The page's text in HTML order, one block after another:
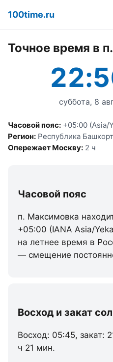
100time.ru
Точное время в
суббота, 8
Часовой пояс: +05:00 (Asia/
Регион: Республика
Опережает Москву: 2 ч
Часовой пояс
п. Максимовка
+05:00 (IANA Asia/
на летнее время в
— смещение
Восход и закат
Восход: 05:45, закат:
ч 21 мин.